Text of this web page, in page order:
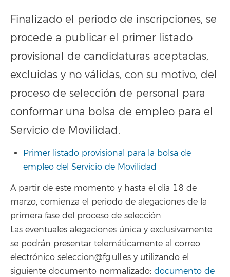
Finalizado el periodo de inscripciones, se
procede a publicar el primer listado
provisional de candidaturas aceptadas,
excluidas y no válidas, con su motivo, del
proceso de selección de personal para
conformar una bolsa de empleo para el
Servicio de Movilidad.
Primer listado provisional para la bolsa de
empleo del Servicio de Movilidad
A partir de este momento y hasta el día 18 de
marzo, comienza el periodo de alegaciones de la
primera fase del proceso de selección.
Las eventuales alegaciones única y exclusivamente
se podrán presentar telemáticamente al correo
electrónico seleccion@fg.ull.es y utilizando el
siguiente documento normalizado: documento de